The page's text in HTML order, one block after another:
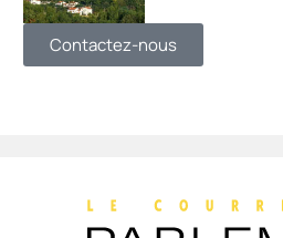
Contactez-nous